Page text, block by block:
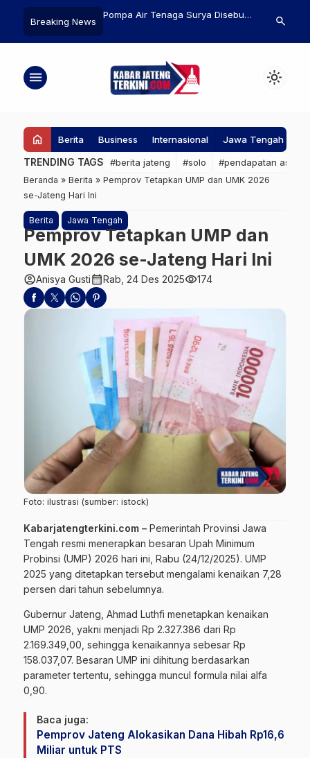
Breaking News
Baru Mulai 9 Mei
Pompa Air Tenaga Surya Disebut
Sayung Demak
SPPG
Terindikasi
search
menu light_mode
home Berita Business Internasional Jawa Tengah
TRENDING TAGS #berita jateng #solo #pendapatan asli
Beranda » Berita » Pemprov Tetapkan UMP dan UMK 2026
se-Jateng Hari Ini
Berita Jawa Tengah
Pemprov Tetapkan UMP dan
UMK 2026 se-Jateng Hari Ini
account_circleAnisya Gusticalendar_monthRab, 24 Des 2025visibility174
Foto: ilustrasi (sumber: istock)
Kabarjatengterkini.com – Pemerintah Provinsi Jawa
Tengah resmi menerapkan besaran Upah Minimum
Probinsi (UMP) 2026 hari ini, Rabu (24/12/2025). UMP
2025 yang ditetapkan tersebut mengalami kenaikan 7,28
persen dari tahun sebelumnya.
Gubernur Jateng, Ahmad Luthfi menetapkan kenaikan
UMP 2026, yakni menjadi Rp 2.327.386 dari Rp
2.169.349,00, sehingga kenaikannya sebesar Rp
158.037,07. Besaran UMP ini dihitung berdasarkan
parameter tertentu, sehingga muncul formula nilai alfa
0,90.
Baca juga:
Pemprov Jateng Alokasikan Dana Hibah Rp16,6
Miliar untuk PTS